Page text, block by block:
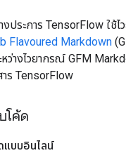
งประการ TensorFlow ใช้
Flavoured Markdown
ว่างไวยากรณ์ GFM
ร TensorFlow
โค้ด
แบบอินไลน์